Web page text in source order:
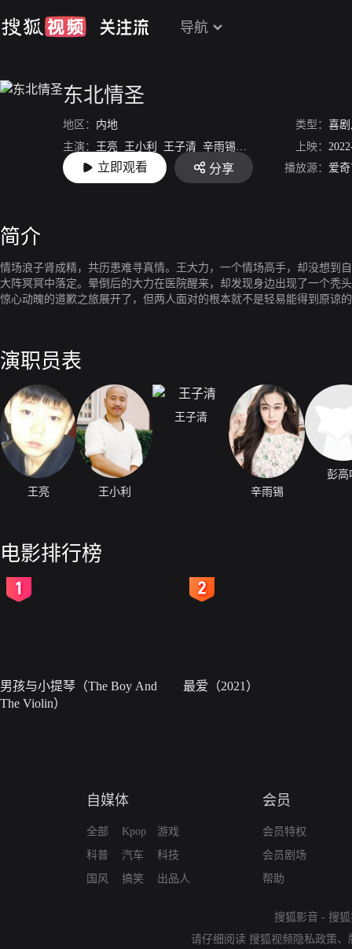
导航
东北情圣
地区： 内地 类型： 喜
主演：
王亮 王小利 王子清 辛雨锡 彭高唱 上映：
导演： 殷博
立即观看 分享 播放源： 爱
简介
情场浪子肾成精，共历患难寻真情。王大力，一个情场高手，却没想到
大阵冥冥中落定。晕倒后的大力在医院醒来，却发现身边出现了一个秃
惊心动魄的道歉之旅展开了，但两人面对的根本就不是轻易能得到原
演职员表
王亮 王小利
王子清
辛雨锡
彭高
电影排行榜
男孩与小提琴（The Boy And
The Violin）
最爱（2021）
自媒体
全部
科普
国风
Kpop
汽车
搞笑
游戏
科技
出品人
会员
会员特权
会员剧场
帮助
搜狐影音 - 搜
请仔细阅读 搜狐视频隐私政策、